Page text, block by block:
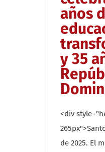
años
y 35
<div
de 2025. El